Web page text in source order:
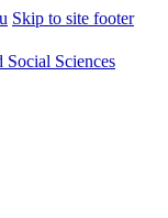
Skip to site footer
Sciences